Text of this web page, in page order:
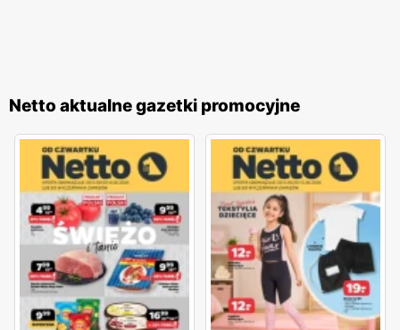
Netto aktualne gazetki promocyjne